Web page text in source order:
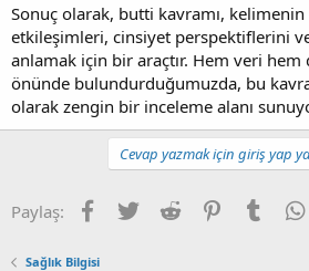
Sonuç olarak, butti kavramı,
etkileşimleri, cinsiyet perspektiflerini
anlamak için bir araçtır. Hem veri hem
önünde bulundurduğumuzda, bu
olarak zengin bir inceleme alanı
Cevap yazmak için giriş yap
Paylaş: Facebook
TwitterReddit PinterestTumblr
Sağlık Bilgisi